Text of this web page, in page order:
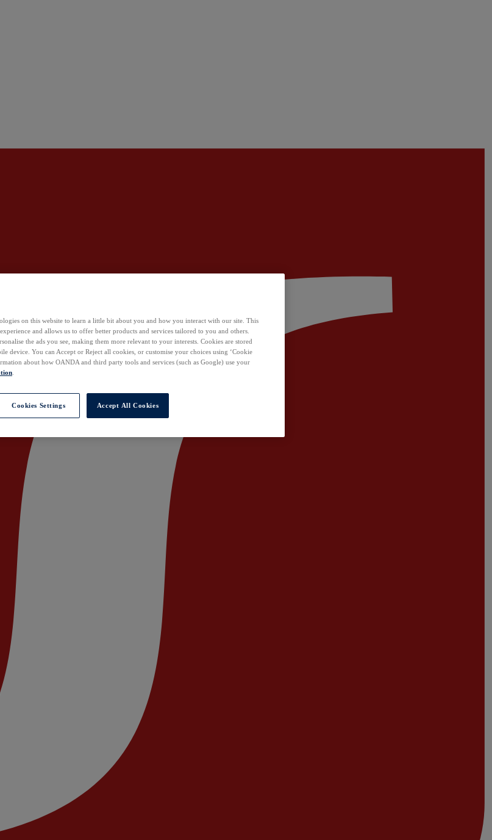
on this website to learn a little bit about you and how you interact with our site. This
and allows us to offer better products and services tailored to you and others.
the ads you see, making them more relevant to your interests. Cookies are stored
device. You can Accept or Reject all cookies, or customise your choices using ‘Cookie
about how OANDA and third party tools and services (such as Google) use your
Cookies Settings Accept All Cookies